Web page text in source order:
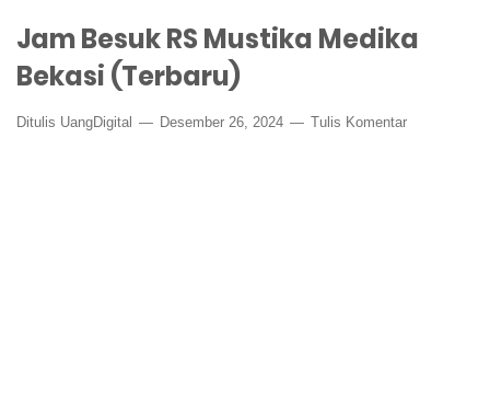
Jam Besuk RS Mustika Medika
Bekasi (Terbaru)
Ditulis UangDigital Desember 26, 2024 Tulis Komentar